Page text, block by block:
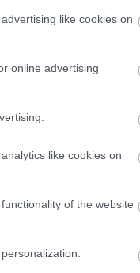
like cookies on
online advertising
like cookies on
of the website
Bu meşəlik
cazibədarlıq və
və ya
üçün
və arılar və